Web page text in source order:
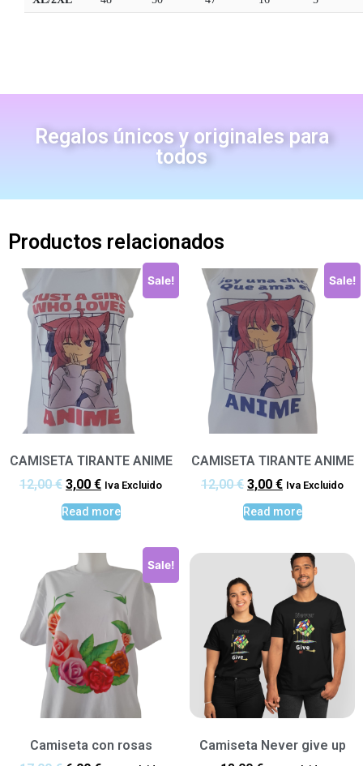
Regalos únicos y originales para
todos
Productos relacionados
Sale!
CAMISETA TIRANTE ANIME
12,00€ 3,00 € Iva Excluido
Read more
Sale!
CAMISETA TIRANTE ANIME
12,00€ 3,00 € Iva Excluido
Read more
Sale!
Camiseta con rosas
Camiseta Never give up